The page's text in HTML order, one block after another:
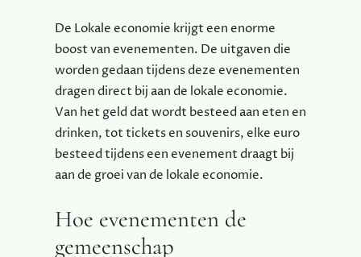
De Lokale economie krijgt een enorme
boost van evenementen. De uitgaven die
worden gedaan tijdens deze evenementen
dragen direct bij aan de lokale economie.
Van het geld dat wordt besteed aan eten en
drinken, tot tickets en souvenirs, elke euro
besteed tijdens een evenement draagt bij
aan de groei van de lokale economie.
Hoe evenementen de
gemeenschap